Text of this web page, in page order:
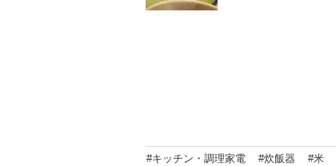
#キッチン・調理家電 #炊飯器 #米